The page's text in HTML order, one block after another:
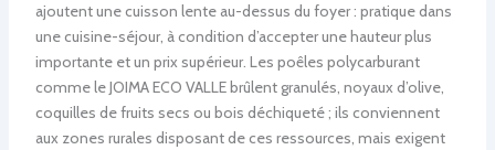
ajoutent une cuisson lente au-dessus du foyer : pratique dans
une cuisine-séjour, à condition d’accepter une hauteur plus
importante et un prix supérieur. Les poêles polycarburant
comme le JOIMA ECO VALLE brûlent granulés, noyaux d’olive,
coquilles de fruits secs ou bois déchiqueté ; ils conviennent
aux zones rurales disposant de ces ressources, mais exigent